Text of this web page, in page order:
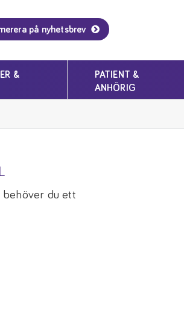
på nyhetsbrev
&
PATIENT &
ANHÖRIG
behöver du ett